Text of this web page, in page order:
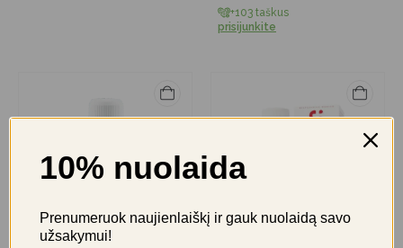
+103 taškus
prisijunkite
10% nuolaida
Prenumeruok naujienlaiškį ir gauk nuolaidą savo
užsakymui!